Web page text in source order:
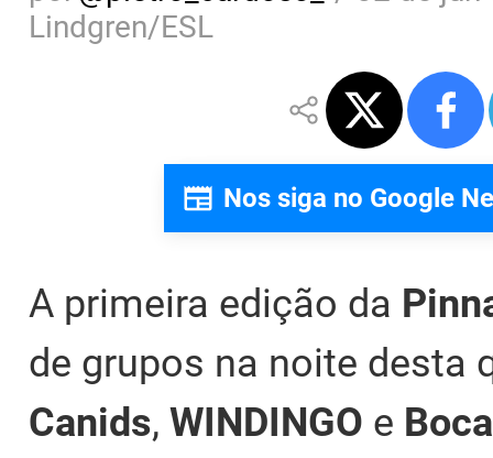
Lindgren/ESL
Nos siga no Google
A primeira edição da
de grupos na noite desta
Canids, WINDINGO e